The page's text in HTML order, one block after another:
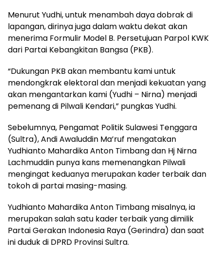
Menurut Yudhi, untuk menambah daya dobrak di
lapangan, dirinya juga dalam waktu dekat akan
menerima Formulir Model B. Persetujuan Parpol KWK
dari Partai Kebangkitan Bangsa (PKB).
“Dukungan PKB akan membantu kami untuk
mendongkrak elektoral dan menjadi kekuatan yang
akan mengantarkan kami (Yudhi – Nirna) menjadi
pemenang di Pilwali Kendari,” pungkas Yudhi.
Sebelumnya, Pengamat Politik Sulawesi Tenggara
(Sultra), Andi Awaluddin Ma’ruf mengatakan
Yudhianto Mahardika Anton Timbang dan Hj Nirna
Lachmuddin punya kans memenangkan Pilwali
mengingat keduanya merupakan kader terbaik dan
tokoh di partai masing-masing.
Yudhianto Mahardika Anton Timbang misalnya, ia
merupakan salah satu kader terbaik yang dimilik
Partai Gerakan Indonesia Raya (Gerindra) dan saat
ini duduk di DPRD Provinsi Sultra.